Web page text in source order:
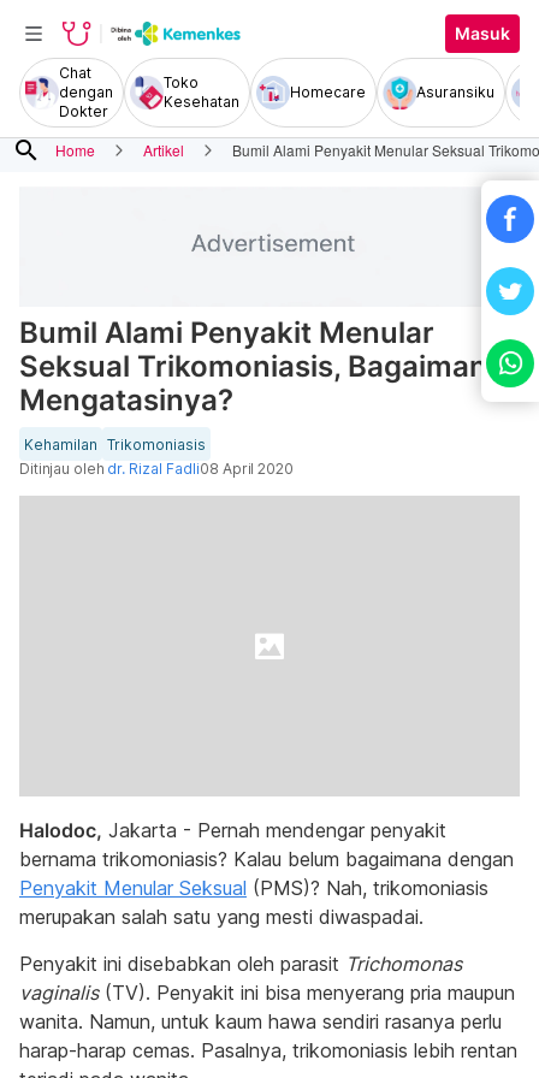
Masuk
Chat
dengan
Dokter
Toko
Kesehatan
Homecare Asuransiku
search Home Artikel Bumil Alami Penyakit Menular Seksual
Bumil Alami Penyakit Menular
Seksual Trikomoniasis, Bagaimana
Mengatasinya?
Kehamilan Trikomoniasis
Ditinjau oleh dr. Rizal Fadli08 April 2020
Halodoc, Jakarta - Pernah mendengar penyakit
bernama trikomoniasis? Kalau belum bagaimana dengan
Penyakit Menular Seksual (PMS)? Nah, trikomoniasis
merupakan salah satu yang mesti diwaspadai.
Penyakit ini disebabkan oleh parasit Trichomonas
vaginalis(TV). Penyakit ini bisa menyerang pria maupun
wanita. Namun, untuk kaum hawa sendiri rasanya perlu
harap-harap cemas. Pasalnya, trikomoniasis lebih rentan